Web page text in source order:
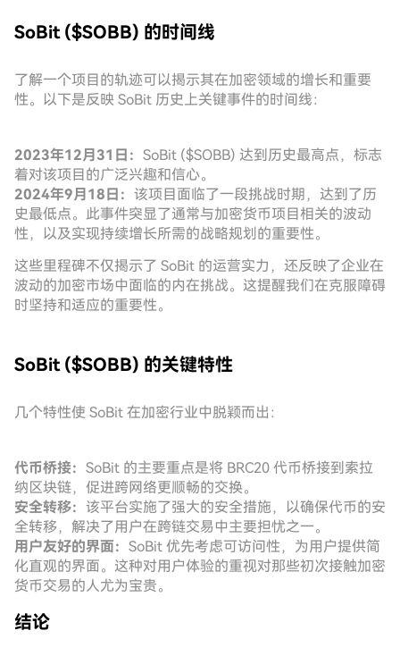
SoBit ($SOBB) 的时间线
了解一个项目的轨迹可以揭示其在加密领域的增长和重要
性。以下是反映 SoBit 历史上关键事件的时间线：
2023年12月31日： SoBit ($SOBB) 达到历史最高点，标志
着对该项目的广泛兴趣和信心。
2024年9月18日： 该项目面临了一段挑战时期，达到了历
史最低点。此事件突显了通常与加密货币项目相关的波动
性，以及实现持续增长所需的战略规划的重要性。
这些里程碑不仅揭示了 SoBit 的运营实力，还反映了企业在
波动的加密市场中面临的内在挑战。这提醒我们在克服障碍
时坚持和适应的重要性。
SoBit ($SOBB) 的关键特性
几个特性使 SoBit 在加密行业中脱颖而出：
代币桥接： SoBit 的主要重点是将 BRC20 代币桥接到索拉
纳区块链，促进跨网络更顺畅的交换。
安全转移： 该平台实施了强大的安全措施，以确保代币的安
全转移，解决了用户在跨链交易中主要担忧之一。
用户友好的界面： SoBit 优先考虑可访问性，为用户提供简
化直观的界面。这种对用户体验的重视对那些初次接触加密
货币交易的人尤为宝贵。
结论